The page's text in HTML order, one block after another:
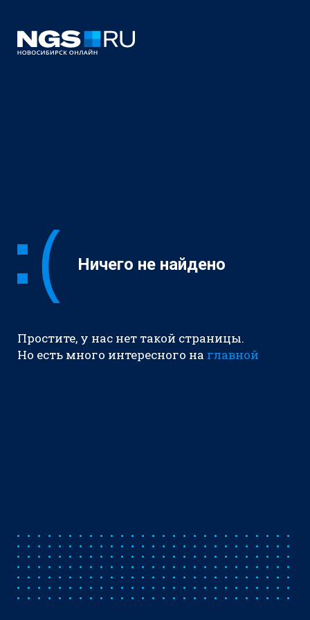
Ничего не найдено
Простите, у нас нет такой страницы.
Но есть много интересного на главной